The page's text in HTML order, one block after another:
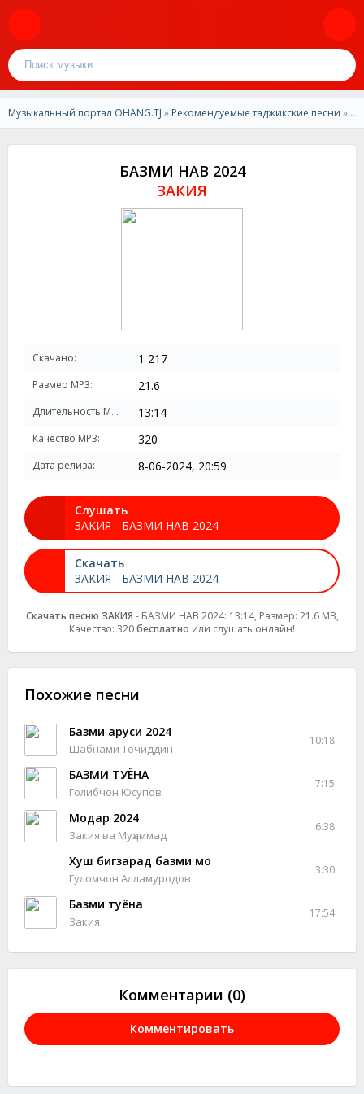
Музыкальный портал OHANG.TJ » Рекомендуемые таджикские песни » ЗАКИЯ- БАЗМИ НАВ 2024
БАЗМИ НАВ 2024
ЗАКИЯ
Скачано: 1 217
Размер MP3: 21.6
Длительность MP3: 13:14
Качество MP3: 320
Дата релиза: 8-06-2024, 20:59
Слушать
ЗАКИЯ - БАЗМИ НАВ 2024
Скачать
ЗАКИЯ - БАЗМИ НАВ 2024
Скачать песню ЗАКИЯ - БАЗМИ НАВ 2024: 13:14, Размер: 21.6 MB,
Качество: 320бесплатно или слушать онлайн!
Похожие песни
Базми аруси 2024
Шабнами Точиддин
10:18
БАЗМИ ТУЁНА
Голибчон Юсупов
7:15
Модар 2024
Закия ва Муҳаммад
6:38
Хуш бигзарад базми мо
Гуломчон Алламуродов
3:30
Базми туёна
Закия
17:54
Комментарии (0)
Комментировать